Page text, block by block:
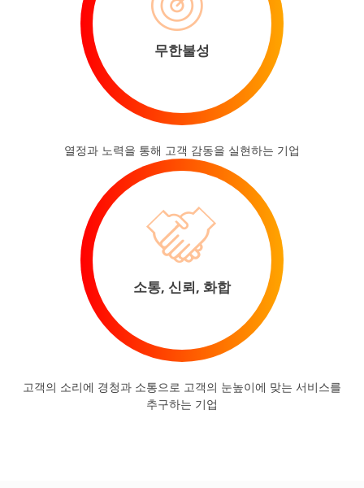
무한불성
열정과 노력을 통해 고객 감동을 실현하는 기업
소통, 신뢰, 화합
고객의 소리에 경청과 소통으로 고객의 눈높이에 맞는 서비스를
추구하는 기업